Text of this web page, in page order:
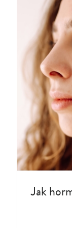
Jak